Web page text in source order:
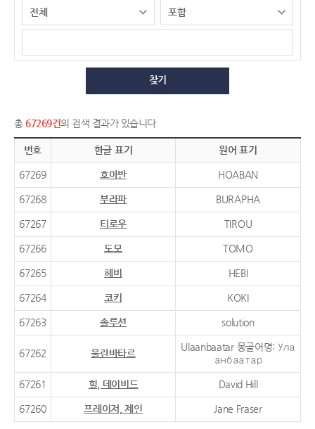
찾기
총 67269건의 검색 결과가 있습니다.
번호 한글 표기 원어 표기
67269 호아반 HOABAN
67268 부라파 BURAPHA
67267 티로우 TIROU
67266 도모 TOMO
67265 헤비 HEBI
67264 코키 KOKI
67263 솔루션 solution
67262 울란바타르
Ulaanbaatar 몽골어명: Ула
анбаатар
67261 힐, 데이비드 David Hill
67260 프레이저, 제인 Jane Fraser